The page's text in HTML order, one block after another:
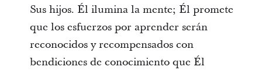
Sus hijos. Él ilumina la mente; Él promete
que los esfuerzos por aprender serán
reconocidos y recompensados con
bendiciones de conocimiento que Él